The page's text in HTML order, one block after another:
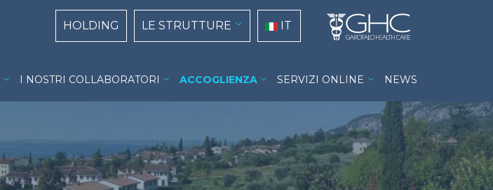
Centri Top navigation
HOLDING LE STRUTTURE
Select your language
IT
I NOSTRI COLLABORATORI ACCOGLIENZA SERVIZI ONLINE NEWS